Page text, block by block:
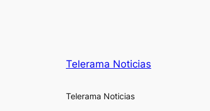
Telerama Noticias
Telerama Noticias